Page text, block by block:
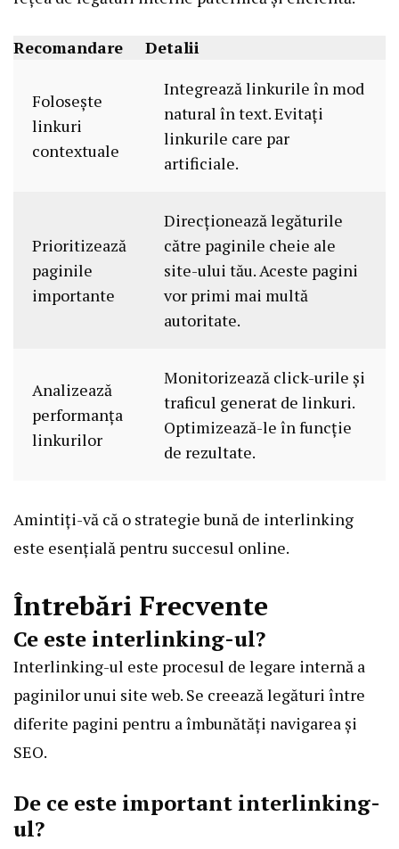
Recomandare Detalii
Folosește
linkuri
contextuale
Integrează linkurile în mod
natural în text. Evitați
linkurile care par
artificiale.
Prioritizează
paginile
importante
Direcționează legăturile
către paginile cheie ale
site-ului tău. Aceste pagini
vor primi mai multă
autoritate.
Analizează
performanța
linkurilor
Monitorizează click-urile și
traficul generat de linkuri.
Optimizează-le în funcție
de rezultate.
Amintiți-vă că o strategie bună de interlinking
este esențială pentru succesul online.
Întrebări Frecvente
Ce este interlinking-ul?
Interlinking-ul este procesul de legare internă a
paginilor unui site web. Se creează legături între
diferite pagini pentru a îmbunătăți navigarea și
SEO.
De ce este important interlinking-
ul?